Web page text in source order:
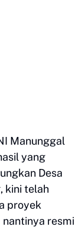
Manunggal
yang
Desa
kini telah
proyek
resmi